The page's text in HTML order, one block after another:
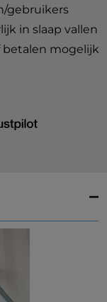
gebruikers
in slaap vallen
mogelijk